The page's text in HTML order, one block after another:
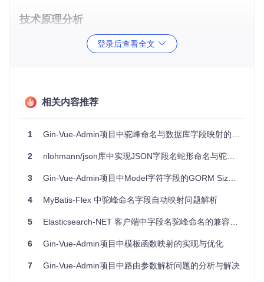
技术原理分析
问题的根源在于前后端命名规范的自动转换机制缺失。Gin-Vu
e-Admin使用Go语言的GORM作为ORM框架，GORM默认会
具体到代码层面，问题出现在table.vue.tpl模板文件中。当用
户触发排序事件时，前端获取的prop参数保持了驼峰格式，而
现方案是在sortChange方法中添加一个正则表达式替换，将驼
  prop = prop.
replace (/[A-Z]/g, match => `_
  searchInfo.
value.order = order
登录后查看全文
相关内容推荐
1 Gin-Vue-Admin项目中驼峰命名与数据库字段映射的排序问题解析
2 nlohmann/json库中实现JSON字段名蛇形命名与驼峰命名的映射
3 Gin-Vue-Admin项目中Model字符字段的GORM Size优化实践
4 MyBatis-Flex 中驼峰命名字段自动映射问题解析
5 Elasticsearch-NET 客户端中字段名驼峰命名的兼容性问题解析
6 Gin-Vue-Admin项目中模板函数映射的实现与优化
7 Gin-Vue-Admin项目中路由参数解析问题的分析与解决